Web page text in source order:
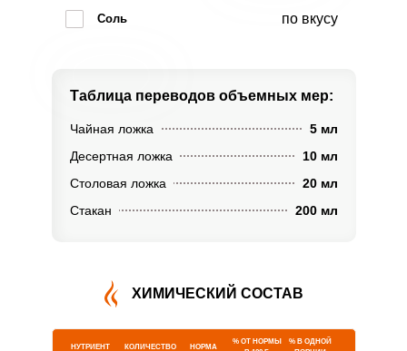
Соль по вкусу
Таблица переводов объемных мер:
Чайная ложка
5 мл
Десертная ложка
10 мл
Столовая ложка
20 мл
Стакан
200 мл
ХИМИЧЕСКИЙ СОСТАВ
НУТРИЕНТ КОЛИЧЕСТВО НОРМА
% ОТ НОРМЫ
% В ОДНОЙ